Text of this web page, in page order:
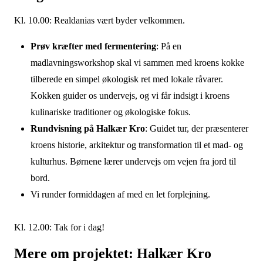
Kl. 10.00: Realdanias vært byder velkommen.
Prøv kræfter med fermentering: På en
madlavningsworkshop skal vi sammen med kroens kokke
tilberede en simpel økologisk ret med lokale råvarer.
Kokken guider os undervejs, og vi får indsigt i kroens
kulinariske traditioner og økologiske fokus.
Rundvisning på Halkær Kro: Guidet tur, der præsenterer
kroens historie, arkitektur og transformation til et mad- og
kulturhus. Børnene lærer undervejs om vejen fra jord til
bord.
Vi runder formiddagen af med en let forplejning.
Kl. 12.00: Tak for i dag!
Mere om projektet: Halkær Kro